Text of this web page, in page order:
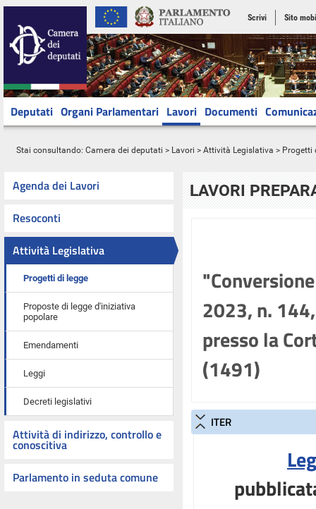
Scrivi Sito
Deputati Organi Parlamentari Lavori Documenti
Stai consultando: Camera dei deputati > Lavori > Attività Legislativa > Progetti
Agenda dei Lavori
Resoconti
Attività Legislativa
Progetti di legge
Proposte di legge d'iniziativa
popolare
Emendamenti
Leggi
Decreti legislativi
Attività di indirizzo, controllo e
conoscitiva
Parlamento in seduta comune
LAVORI
2023, n.
presso la
(1491)
ITER